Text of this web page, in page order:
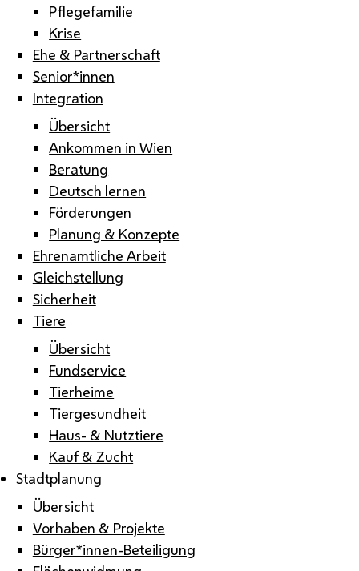
Pflegefamilie
Krise
Ehe & Partnerschaft
Senior*innen
Integration
Übersicht
Ankommen in Wien
Beratung
Deutsch lernen
Förderungen
Planung & Konzepte
Ehrenamtliche Arbeit
Gleichstellung
Sicherheit
Tiere
Übersicht
Fundservice
Tierheime
Tiergesundheit
Haus- & Nutztiere
Kauf & Zucht
Stadtplanung
Übersicht
Vorhaben & Projekte
Bürger*innen-Beteiligung